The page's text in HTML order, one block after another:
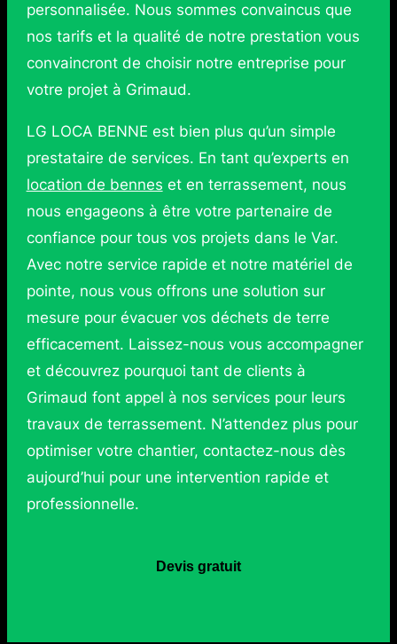
personnalisée. Nous sommes convaincus que
nos tarifs et la qualité de notre prestation vous
convaincront de choisir notre entreprise pour
votre projet à Grimaud.
LG LOCA BENNE est bien plus qu’un simple
prestataire de services. En tant qu’experts en
location de bennes et en terrassement, nous
nous engageons à être votre partenaire de
confiance pour tous vos projets dans le Var.
Avec notre service rapide et notre matériel de
pointe, nous vous offrons une solution sur
mesure pour évacuer vos déchets de terre
efficacement. Laissez-nous vous accompagner
et découvrez pourquoi tant de clients à
Grimaud font appel à nos services pour leurs
travaux de terrassement. N’attendez plus pour
optimiser votre chantier, contactez-nous dès
aujourd’hui pour une intervention rapide et
professionnelle.
Devis gratuit